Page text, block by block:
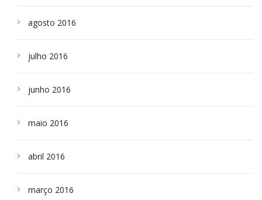
agosto 2016
julho 2016
junho 2016
maio 2016
abril 2016
março 2016